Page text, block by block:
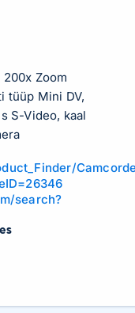
Zoom
tüüp Mini DV,
S-Video, kaal
search?